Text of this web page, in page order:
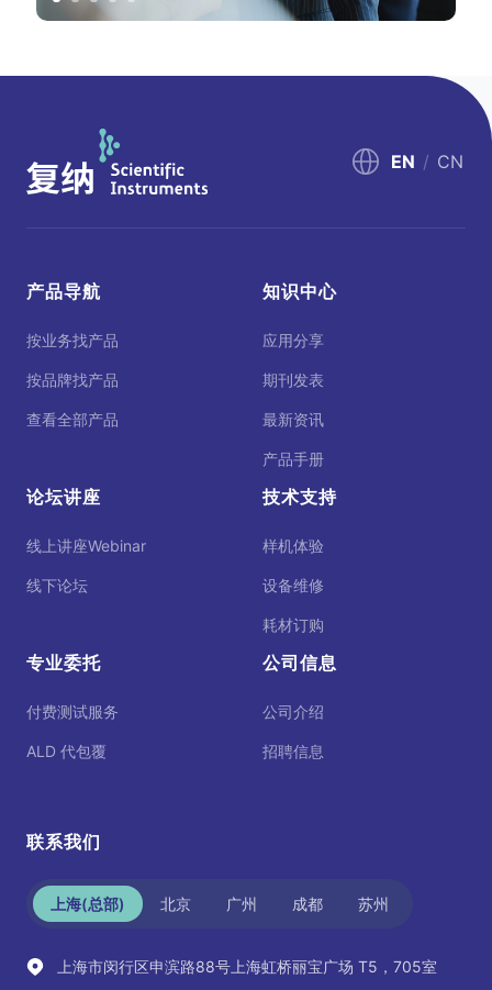
EN / CN
产品导航
按业务找产品
按品牌找产品
查看全部产品
知识中心
应用分享
期刊发表
最新资讯
产品手册
论坛讲座
线上讲座Webinar
线下论坛
技术支持
样机体验
设备维修
耗材订购
专业委托
付费测试服务
ALD 代包覆
公司信息
公司介绍
招聘信息
联系我们
上海(总部) 北京 广州 成都 苏州
上海市闵行区申滨路88号上海虹桥丽宝广场 T5，705室